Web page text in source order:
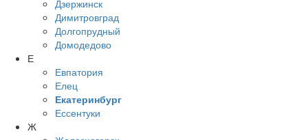
Дзержинск
Димитровград
Долгопрудный
Домодедово
Е
Евпатория
Елец
Екатеринбург
Ессентуки
Ж